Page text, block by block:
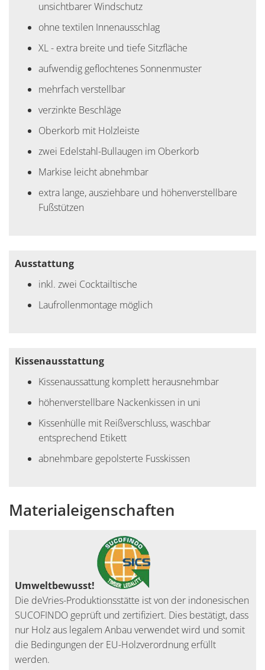
unsichtbarer Windschutz
ohne textilen Innenausschlag
XL - extra breite und tiefe Sitzfläche
aufwendig geflochtenes Sonnenmuster
mehrfach verstellbar
verzinkte Beschläge
Oberkorb mit Holzleiste
zwei Edelstahl-Bullaugen im Oberkorb
Markise leicht abnehmbar
extra lange, ausziehbare und höhenverstellbare
Fußstützen
Ausstattung
inkl. zwei Cocktailtische
Laufrollenmontage möglich
Kissenausstattung
Kissenaussattung komplett herausnehmbar
höhenverstellbare Nackenkissen in uni
Kissenhülle mit Reißverschluss, waschbar
entsprechend Etikett
abnehmbare gepolsterte Fusskissen
Materialeigenschaften
Umweltbewusst!
Die deVries-Produktionsstätte ist von der indonesischen
SUCOFINDO geprüft und zertifiziert. Dies bestätigt, dass
nur Holz aus legalem Anbau verwendet wird und somit
die Bedingungen der EU-Holzverordnung erfüllt
werden.